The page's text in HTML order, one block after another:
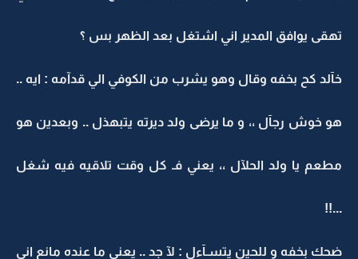
تهقى يوافق المدير اني اشتغل بعد الظهر بس ؟
خآلد كح بخفه وقال وهو يشرب من الكوفي الي قدآمه : ايه ..
هو خوش رجآل ،، و ما يرضى ولد ديرته يتبهذل .. وبعدين هو
مطعم يا ولد الحلآل ،، يعني فـ كل وقت تلاقيه فيه شغل
...!!
ضحك بخفه و للحين يتسـآءل : لآ جد .. يعني ما عنده مانع اني